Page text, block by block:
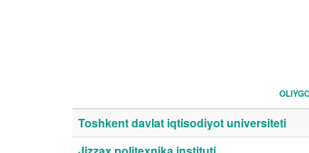
Toshkent davlat iqtisodiyot universiteti